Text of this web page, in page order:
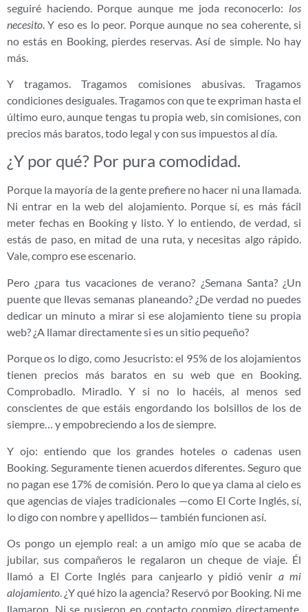
seguiré haciendo. Porque aunque me joda reconocerlo: los
necesito . Y eso es lo peor. Porque aunque no sea coherente, si
no estás en Booking, pierdes reservas. Así de simple. No hay
más.
Y tragamos. Tragamos comisiones abusivas. Tragamos
condiciones desiguales. Tragamos con que te expriman hasta el
último euro, aunque tengas tu propia web, sin comisiones, con
precios más baratos, todo legal y con sus impuestos al día.
¿Y por qué? Por pura comodidad.
Porque la mayoría de la gente prefiere no hacer ni una llamada.
Ni entrar en la web del alojamiento. Porque sí, es más fácil
meter fechas en Booking y listo. Y lo entiendo, de verdad, si
estás de paso, en mitad de una ruta, y necesitas algo rápido.
Vale, compro ese escenario.
Pero ¿para tus vacaciones de verano? ¿Semana Santa? ¿Un
puente que llevas semanas planeando? ¿De verdad no puedes
dedicar un minuto a mirar si ese alojamiento tiene su propia
web? ¿A llamar directamente si es un sitio pequeño?
Porque os lo digo, como Jesucristo: el 95% de los alojamientos
tienen precios más baratos en su web que en Booking.
Comprobadlo. Miradlo. Y si no lo hacéis, al menos sed
conscientes de que estáis engordando los bolsillos de los de
siempre… y empobreciendo a los de siempre.
Y ojo: entiendo que los grandes hoteles o cadenas usen
Booking. Seguramente tienen acuerdos diferentes. Seguro que
no pagan ese 17% de comisión. Pero lo que ya clama al cielo es
que agencias de viajes tradicionales —como El Corte Inglés, sí,
lo digo con nombre y apellidos— también funcionen así.
Os pongo un ejemplo real: a un amigo mío que se acaba de
jubilar, sus compañeros le regalaron un cheque de viaje. Él
llamó a El Corte Inglés para canjearlo y pidió venir a mi
alojamiento. ¿Y qué hizo la agencia? Reservó por Booking. Ni me
llamaron. Ni se pusieron en contacto conmigo directamente.